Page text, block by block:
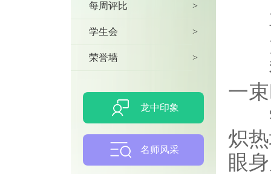
每周评比 >
学生会 >
荣誉墙 >
龙中印象
名师风采
尊
我
一
学
炽
眼